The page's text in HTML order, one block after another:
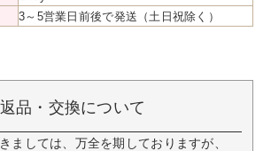
3～5営業日前後で発送（土日祝除く）
返品・交換について
ましては、万全を期しておりますが、